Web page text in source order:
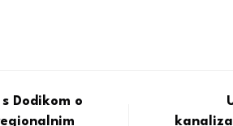
Dodikom o